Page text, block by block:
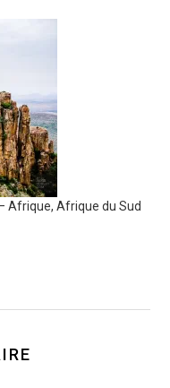
Afrique, Afrique du Sud